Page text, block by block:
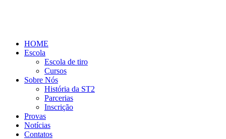
HOME
Escola
Escola de tiro
Cursos
Sobre Nós
História da ST2
Parcerias
Inscrição
Provas
Notícias
Contatos